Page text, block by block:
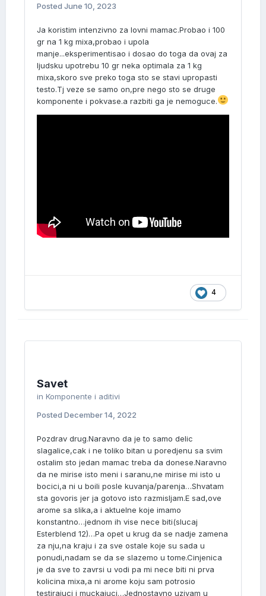
Posted June 10, 2023
Ja koristim intenzivno za lovni mamac.Probao i 100
gr na 1 kg mixa,probao i upola
manje...eksperimentisao i dosao do toga da ovaj za
ljudsku upotrebu 10 gr neka optimala za 1 kg
mixa,skoro sve preko toga sto se stavi upropasti
testo.Tj veze se samo on,pre nego sto se druge
komponente i pokvase.a razbiti ga je nemoguce.
4
Savet
in Komponente i aditivi
Posted December 14, 2022
Pozdrav drug.Naravno da je to samo delic
slagalice,cak i ne toliko bitan u poredjenu sa svim
ostalim sto jedan mamac treba da donese.Naravno
da ne mirise isto meni i saranu,ne mirise mi isto u
bocici,a ni u boili posle kuvanja/parenja…Shvatam
sta govoris jer ja gotovo isto razmisljam.E sad,ove
arome sa slika,a i aktuelne koje imamo
konstantno…jednom ih vise nece biti(slucaj
Esterblend 12)…Pa opet u krug da se nadje zamena
za nju,na kraju i za sve ostale koje su sada u
ponudi,nadam se da se slazemo u tome.Cinjenica
je da sve to zavrsi u vodi pa mi nece biti ni prva
kolicina mixa,a ni arome koju sam potrosio
testirajuci i muckajuci…Jednostavno uzivam u